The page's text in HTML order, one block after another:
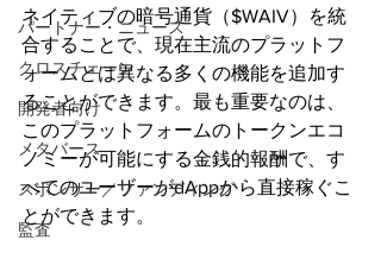
パートナー・ニュース
クロスチェーン
開発者向け
メタバース
スポンサー／ファンディング
監査
ネイティブの暗号通貨（$WAIV）を統
合することで、現在主流のプラットフ
ォームとは異なる多くの機能を追加す
ることができます。最も重要なのは、
このプラットフォームのトークンエコ
ノミーが可能にする金銭的報酬で、す
べてのユーザーがdAppから直接稼ぐこ
とができます。